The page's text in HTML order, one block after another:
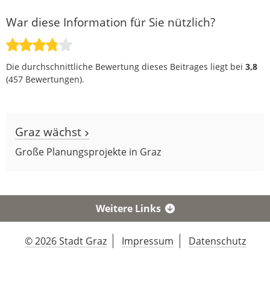
War diese Information für Sie nützlich?
Die durchschnittliche Bewertung dieses Beitrages liegt bei 3,8
(457 Bewertungen).
Graz wächst
Große Planungsprojekte in Graz
Weitere Links
© 2026 Stadt Graz Impressum Datenschutz